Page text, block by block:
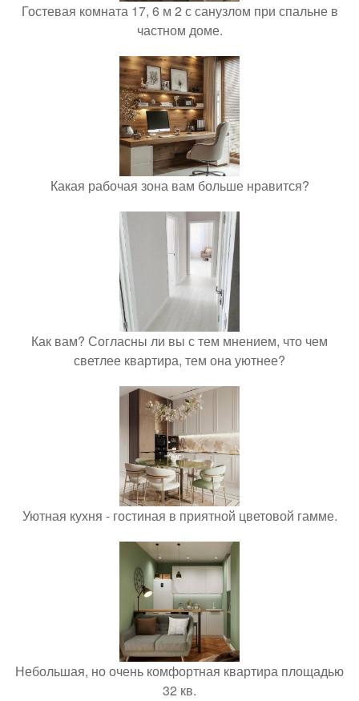
Гостевая комната 17, 6 м 2 с санузлом при спальне в
частном доме.
Какая рабочая зона вам больше нравится?
Как вам? Согласны ли вы с тем мнением, что чем
светлее квартира, тем она уютнее?
Уютная кухня - гостиная в приятной цветовой гамме.
Небольшая, но очень комфортная квартира площадью
32 кв.